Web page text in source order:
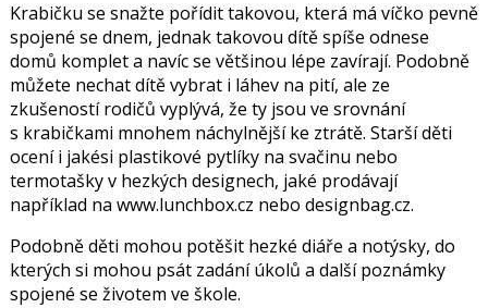
Krabičku se snažte pořídit takovou, která má víčko pevně
spojené se dnem, jednak takovou dítě spíše odnese
domů komplet a navíc se většinou lépe zavírají. Podobně
můžete nechat dítě vybrat i láhev na pití, ale ze
zkušeností rodičů vyplývá, že ty jsou ve srovnání
s krabičkami mnohem náchylnější ke ztrátě. Starší děti
ocení i jakési plastikové pytlíky na svačinu nebo
termotašky v hezkých designech, jaké prodávají
například na www.lunchbox.cz nebo designbag.cz.
Podobně děti mohou potěšit hezké diáře a notýsky, do
kterých si mohou psát zadání úkolů a další poznámky
spojené se životem ve škole.